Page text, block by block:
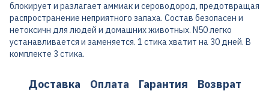
блокирует и разлагает аммиак и сероводород, предотвращая
распространение неприятного запаха. Состав безопасен и
нетоксичн для людей и домашних животных. N50 легко
устанавливается и заменяется. 1 стика хватит на 30 дней. В
комплекте 3 стика.
Доставка Оплата Гарантия Возврат